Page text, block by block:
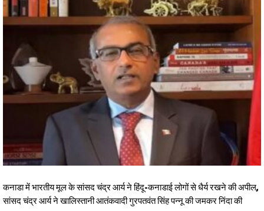
कनाडा में भारतीय मूल के सांसद चंद्र आर्य ने हिंदू-कनाडाई लोगों से धैर्य रखने की अपील,
सांसद चंद्र आर्य ने खालिस्तानी आतंकवादी गुरपतवंत सिंह पन्नू की जमकर निंदा की